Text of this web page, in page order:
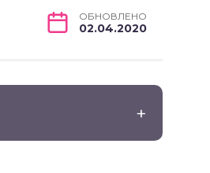
ОБНОВЛЕНО
02.04.2020